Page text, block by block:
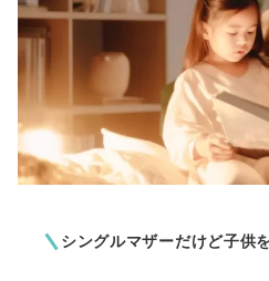
シングルマザーだけど子供